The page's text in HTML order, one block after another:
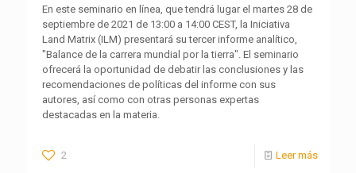
En este seminario en línea, que tendrá lugar el martes 28 de
septiembre de 2021 de 13:00 a 14:00 CEST, la Iniciativa
Land Matrix (ILM) presentará su tercer informe analítico,
"Balance de la carrera mundial por la tierra". El seminario
ofrecerá la oportunidad de debatir las conclusiones y las
recomendaciones de políticas del informe con sus
autores, así como con otras personas expertas
destacadas en la materia.
2 Leer más